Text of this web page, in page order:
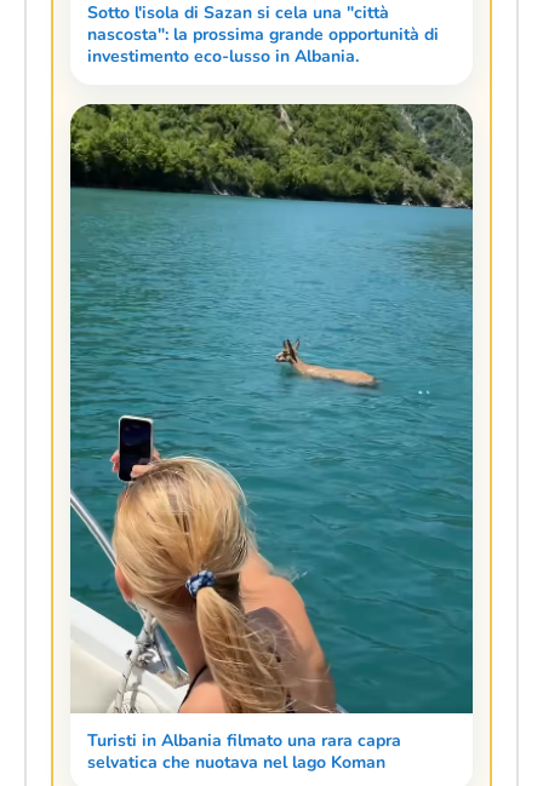
Sotto l'isola di Sazan si cela una "città
nascosta": la prossima grande opportunità di
investimento eco-lusso in Albania.
Turisti in Albania filmato una rara capra
selvatica che nuotava nel lago Koman